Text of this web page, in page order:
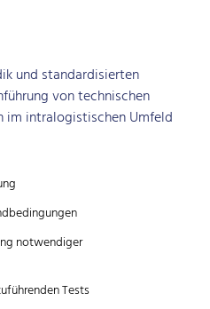
und standardisierten
von technischen
im intralogistischen Umfeld
notwendiger
Tests